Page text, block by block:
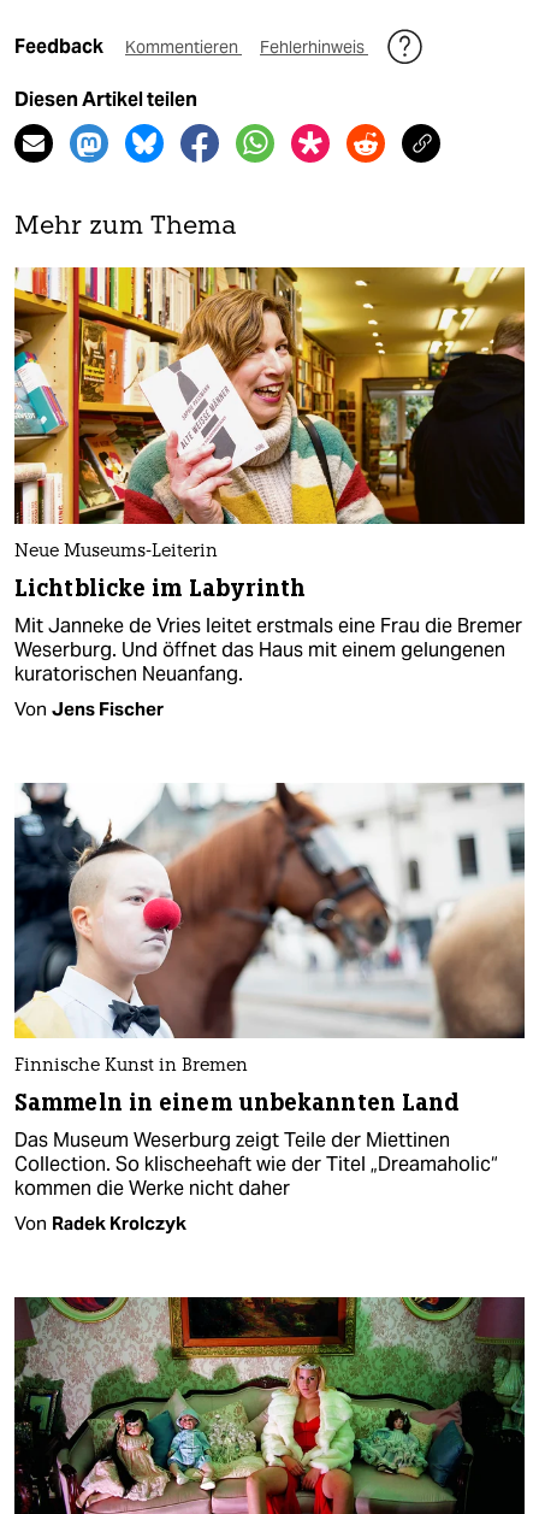
Feedback Kommentieren Fehlerhinweis
Diesen Artikel teilen
Mehr zum Thema
Neue Museums-Leiterin
Lichtblicke im Labyrinth
Mit Janneke de Vries leitet erstmals eine Frau die Bremer
Weserburg. Und öffnet das Haus mit einem gelungenen
kuratorischen Neuanfang.
Von Jens Fischer
Finnische Kunst in Bremen
Sammeln in einem unbekannten Land
Das Museum Weserburg zeigt Teile der Miettinen
Collection. So klischeehaft wie der Titel „Dreamaholic“
kommen die Werke nicht daher
Von Radek Krolczyk